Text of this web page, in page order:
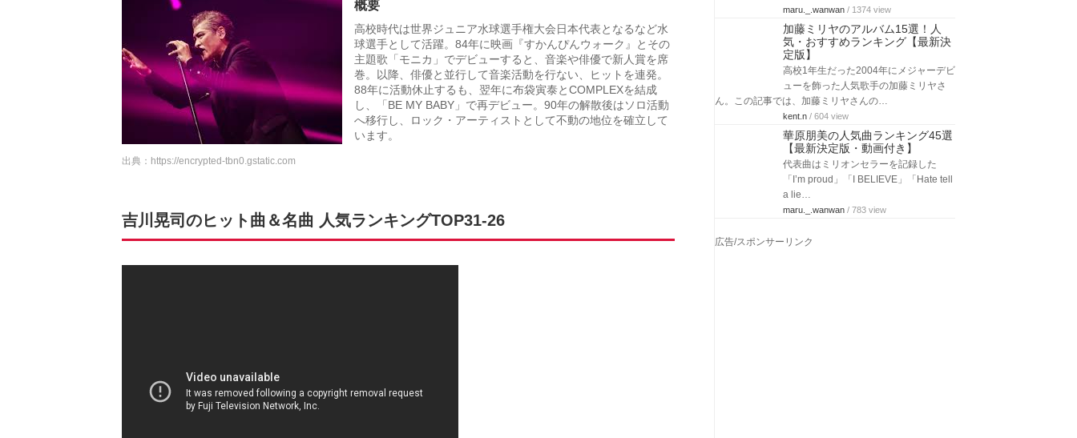
概要
高校時代は世界ジュニア水球選手権大会日本代表となるなど水
球選手として活躍。84年に映画『すかんぴんウォーク』とその
主題歌「モニカ」でデビューすると、音楽や俳優で新人賞を席
巻。以降、俳優と並行して音楽活動を行ない、ヒットを連発。
88年に活動休止するも、翌年に布袋寅泰とCOMPLEXを結成
し、「BE MY BABY」で再デビュー。90年の解散後はソロ活動
へ移行し、ロック・アーティストとして不動の地位を確立して
います。
出典： https://encrypted-tbn0.gstatic.com
吉川晃司のヒット曲＆名曲 人気ランキングTOP31-26
maru._.wanwan / 1374 view
加藤ミリヤのアルバム15選！人
気・おすすめランキング【最新決
定版】
高校1年生だった2004年にメジャーデビ
ューを飾った人気歌手の加藤ミリヤさ
ん。この記事では、加藤ミリヤさんの…
kent.n / 604 view
華原朋美の人気曲ランキング45選
【最新決定版・動画付き】
代表曲はミリオンセラーを記録した
「I’m proud」「I BELIEVE」「Hate tell
a lie…
maru._.wanwan / 783 view
広告/スポンサーリンク